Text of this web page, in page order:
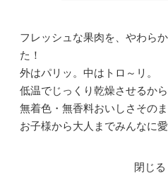
フレッシュな果肉を、やわら
た！
外はパリッ。中はトロ～リ。
低温でじっくり乾燥させるか
無着色・無香料おいしさそのま
お子様から大人までみんなに
閉じる